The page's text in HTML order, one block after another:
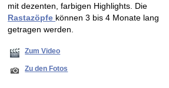
mit dezenten, farbigen Highlights. Die
Rastazöpfe können 3 bis 4 Monate lang
getragen werden.
Zum Video
Zu den Fotos